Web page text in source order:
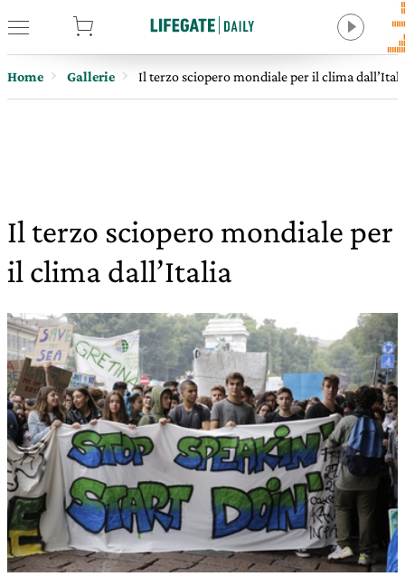
Home Gallerie Il terzo sciopero mondiale per il clima
Il terzo sciopero mondiale per
il clima dall’Italia